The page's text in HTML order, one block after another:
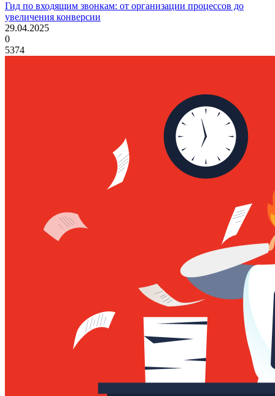
Гид по входящим звонкам: от организации процессов до
увеличения конверсии
29.04.2025
0
5374